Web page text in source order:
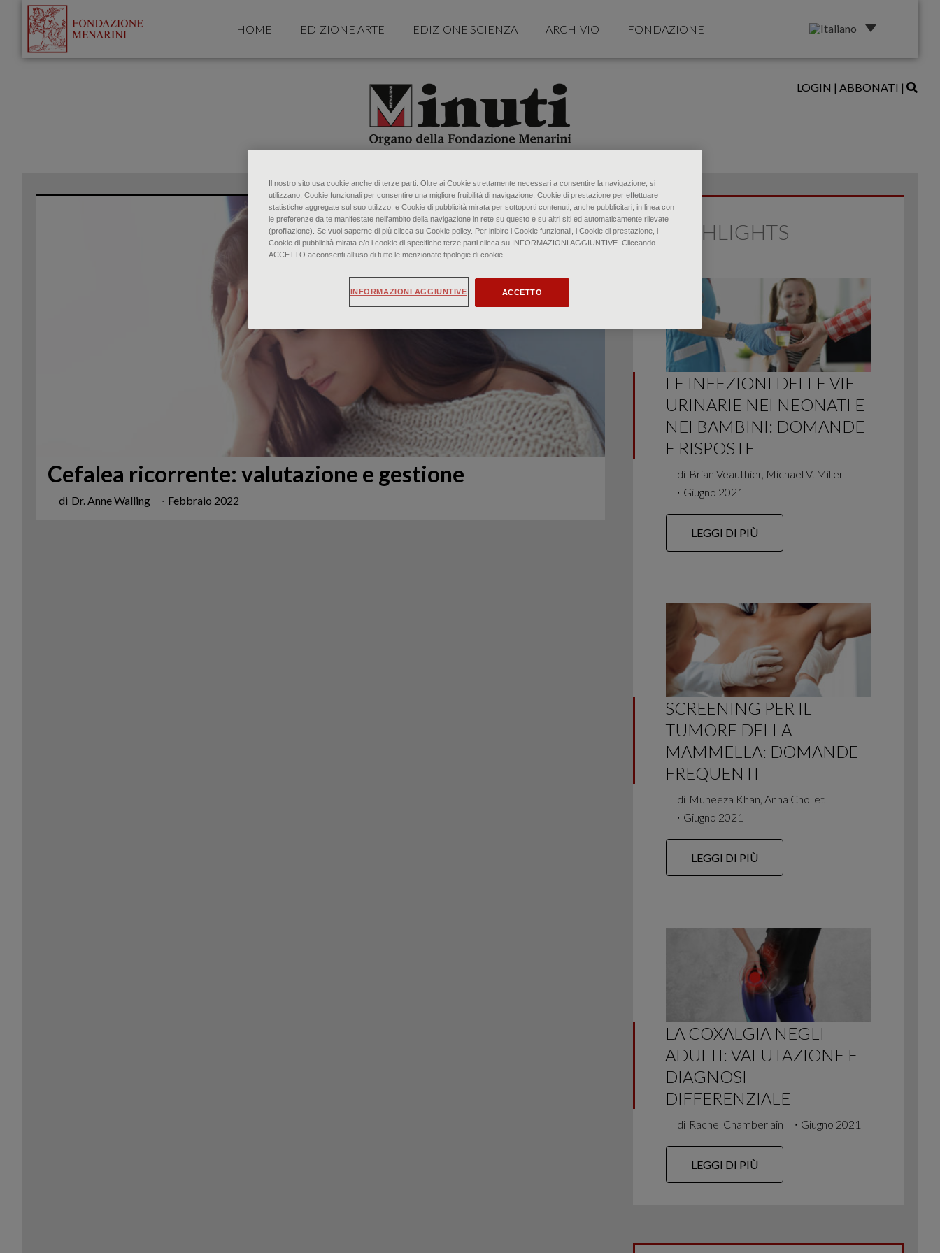
HOME EDIZIONE ARTE EDIZIONE SCIENZA ARCHIVIO FONDAZIONE
LOGIN | ABBONATI |
Cefalea ricorrente: valutazione e gestione
di Dr. Anne Walling ∙ Febbraio 2022
HIGHLIGHTS
LE INFEZIONI DELLE VIE
URINARIE NEI NEONATI E
NEI BAMBINI: DOMANDE
E RISPOSTE
di Brian Veauthier, Michael V. Miller
∙ Giugno 2021
LEGGI DI PIÙ
SCREENING PER IL
TUMORE DELLA
MAMMELLA: DOMANDE
FREQUENTI
di Muneeza Khan, Anna Chollet
∙ Giugno 2021
LEGGI DI PIÙ
LA COXALGIA NEGLI
ADULTI: VALUTAZIONE E
DIAGNOSI
DIFFERENZIALE
di Rachel Chamberlain ∙ Giugno 2021
LEGGI DI PIÙ
Il nostro sito usa cookie anche di terze parti. Oltre ai Cookie strettamente necessari a consentire la navigazione, si
utilizzano, Cookie funzionali per consentire una migliore fruibilità di navigazione, Cookie di prestazione per effettuare
statistiche aggregate sul suo utilizzo, e Cookie di pubblicità mirata per sottoporti contenuti, anche pubblicitari, in linea con
le preferenze da te manifestate nell‘ambito della navigazione in rete su questo e su altri siti ed automaticamente rilevate
(profilazione). Se vuoi saperne di più clicca su Cookie policy. Per inibire i Cookie funzionali, i Cookie di prestazione, i
Cookie di pubblicità mirata e/o i cookie di specifiche terze parti clicca su INFORMAZIONI AGGIUNTIVE. Cliccando
ACCETTO acconsenti all’uso di tutte le menzionate tipologie di cookie.
ACCETTO
INFORMAZIONI AGGIUNTIVE